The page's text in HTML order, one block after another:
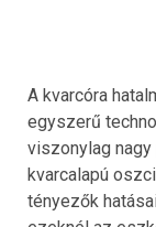
A kvarcóra
egyszerű
viszonylag
kvarcalapú
tényezők